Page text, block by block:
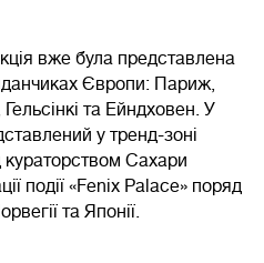
вже була представлена
Європи: Париж,
та Ейндховен. У
у тренд-зоні
Сахари
події «Fenix Palace» поряд
та Японії.